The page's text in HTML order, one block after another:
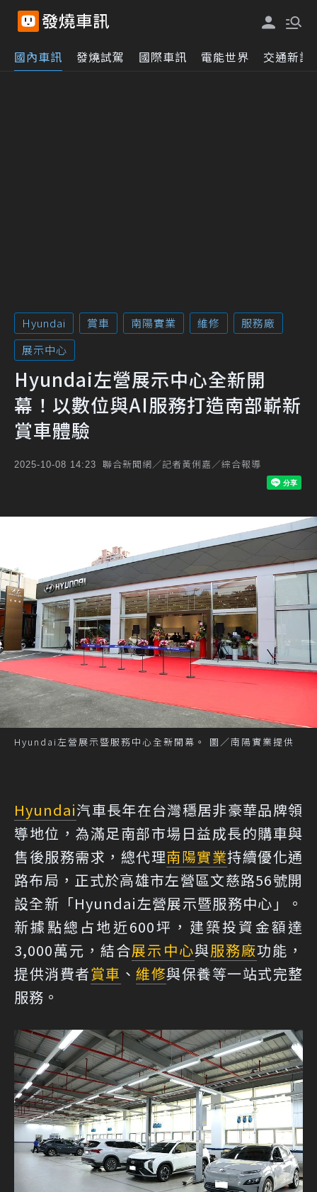
國內車訊 發燒試駕 國際車訊 電能世界 交通新訊
Hyundai 賞車 南陽實業 維修
服務廠
展示中心
Hyundai左營展示中心全新開
幕！以數位與AI服務打造南部嶄新
賞車體驗
2025-10-08 14:23 聯合新聞網／記者黃俐嘉／綜合報導
Hyundai左營展示暨服務中心全新開幕。 圖／南陽實業提供
Hyundai汽車長年在台灣穩居非豪華品牌領
導地位，為滿足南部市場日益成長的購車與
售後服務需求，總代理南陽實業持續優化通
路布局，正式於高雄市左營區文慈路56號開
設全新「Hyundai左營展示暨服務中心」。
新據點總占地近600坪，建築投資金額達
3,000萬元，結合展示中心與服務廠功能，
提供消費者賞車 、 維修與保養等一站式完整
服務。